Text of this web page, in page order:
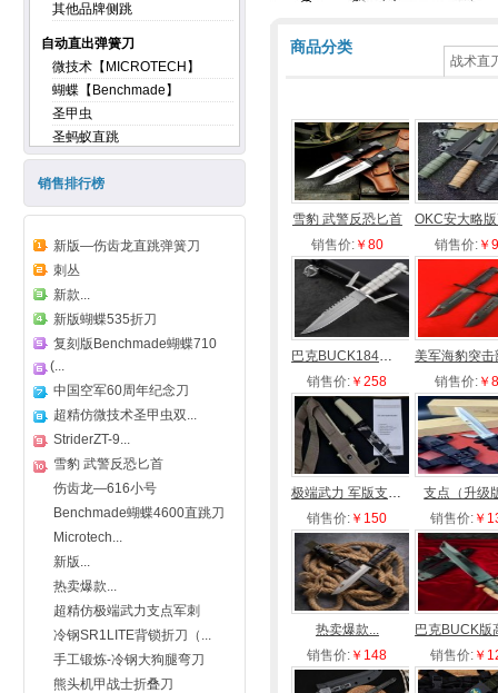
其他品牌侧跳
自动直出弹簧刀
微技术【MICROTECH】
蝴蝶【Benchmade】
圣甲虫
圣蚂蚁直跳
其他品牌直刀
双刃匕首
武士短刀
米勒【MillerBros.Blsdes】
山猪.【Busse】
博克.【Boker】
兰博.【RAMBO】
狐狸.【Fox】
米克【Strider】
索林根.【SOG】
极端武力【FUlCRUM】
蝴蝶【Benchmade】
冷钢.【COLD STEEL】
哥伦比亚【CRKT】
俄罗斯基兹利亚尔【kizlyar】
巴斯蒂内利【Bastinelli】
手工锻打锋刃
厨房用刀
销售排行榜
新版—伤齿龙直跳弹簧刀
刺丛
新款...
新版蝴蝶535折刀
复刻版Benchmade蝴蝶710
(...
中国空军60周年纪念刀
超精仿微技术圣甲虫双...
StriderZT-9...
雪豹 武警反恐匕首
伤齿龙—616小号
Benchmade蝴蝶4600直跳刀
Microtech...
新版...
热卖爆款...
超精仿极端武力支点军刺
冷钢SR1LITE背锁折刀（...
手工锻炼-冷钢大狗腿弯刀
熊头机甲战士折叠刀
商品分类
战术直
雪豹 武警反恐匕首
销售价:￥80 销售价:￥
巴克BUCK184大师（M9系列）
销售价: ￥258 销售价:￥
极端武力 军版支点迷彩版
销售价: ￥150
支点（升级
销售价: ￥
热卖爆款...
销售价: ￥148 销售价: ￥